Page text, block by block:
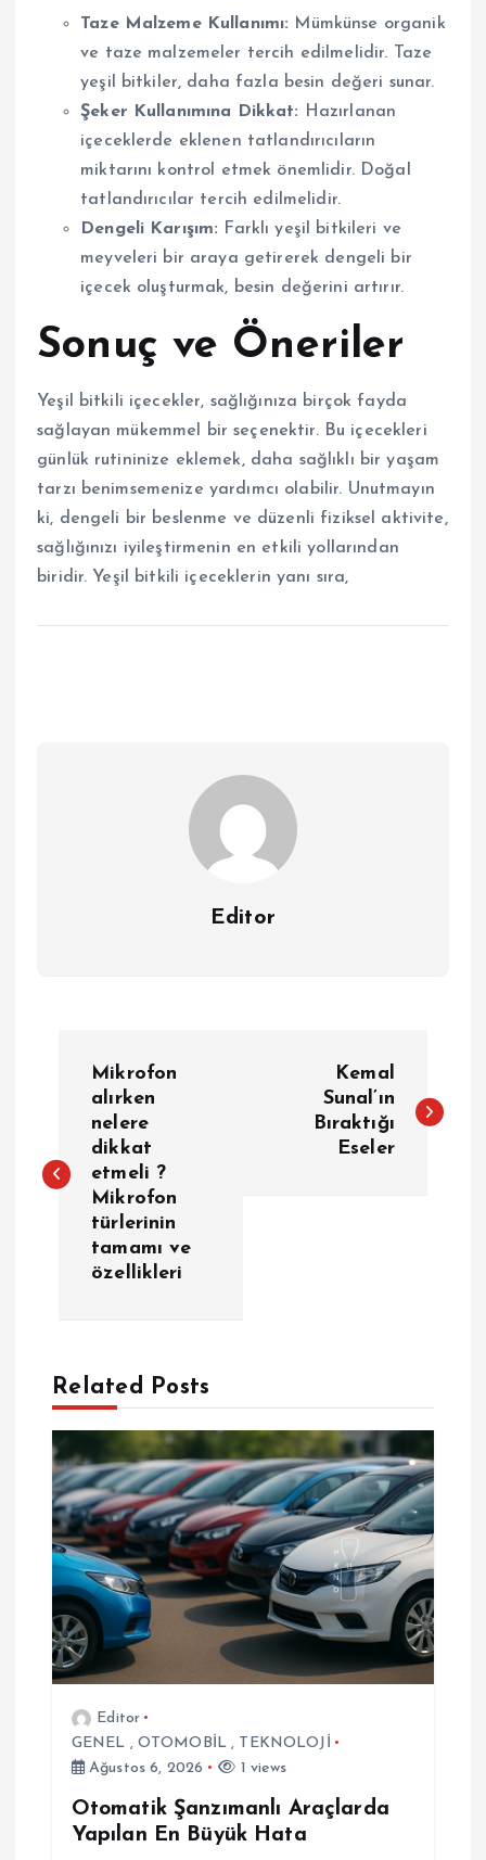
Taze Malzeme Kullanımı: Mümkünse organik
ve taze malzemeler tercih edilmelidir. Taze
yeşil bitkiler, daha fazla besin değeri sunar.
Şeker Kullanımına Dikkat: Hazırlanan
içeceklerde eklenen tatlandırıcıların
miktarını kontrol etmek önemlidir. Doğal
tatlandırıcılar tercih edilmelidir.
Dengeli Karışım: Farklı yeşil bitkileri ve
meyveleri bir araya getirerek dengeli bir
içecek oluşturmak, besin değerini artırır.
Sonuç ve Öneriler
Yeşil bitkili içecekler, sağlığınıza birçok fayda
sağlayan mükemmel bir seçenektir. Bu içecekleri
günlük rutininize eklemek, daha sağlıklı bir yaşam
tarzı benimsemenize yardımcı olabilir. Unutmayın
ki, dengeli bir beslenme ve düzenli fiziksel aktivite,
sağlığınızı iyileştirmenin en etkili yollarından
biridir. Yeşil bitkili içeceklerin yanı sıra,
Editor
z
z
n
m
e
s
Mikrofon
alırken
nelere
dikkat
etmeli ?
Mikrofon
türlerinin
tamamı ve
özellikleri
Kemal
Sunal’ın
Bıraktığı
Eseler
Related Posts
Editor
GENEL , OTOMOBİL , TEKNOLOJİ
Ağustos 6, 2026
1 views
Otomatik Şanzımanlı Araçlarda
Yapılan En Büyük Hata